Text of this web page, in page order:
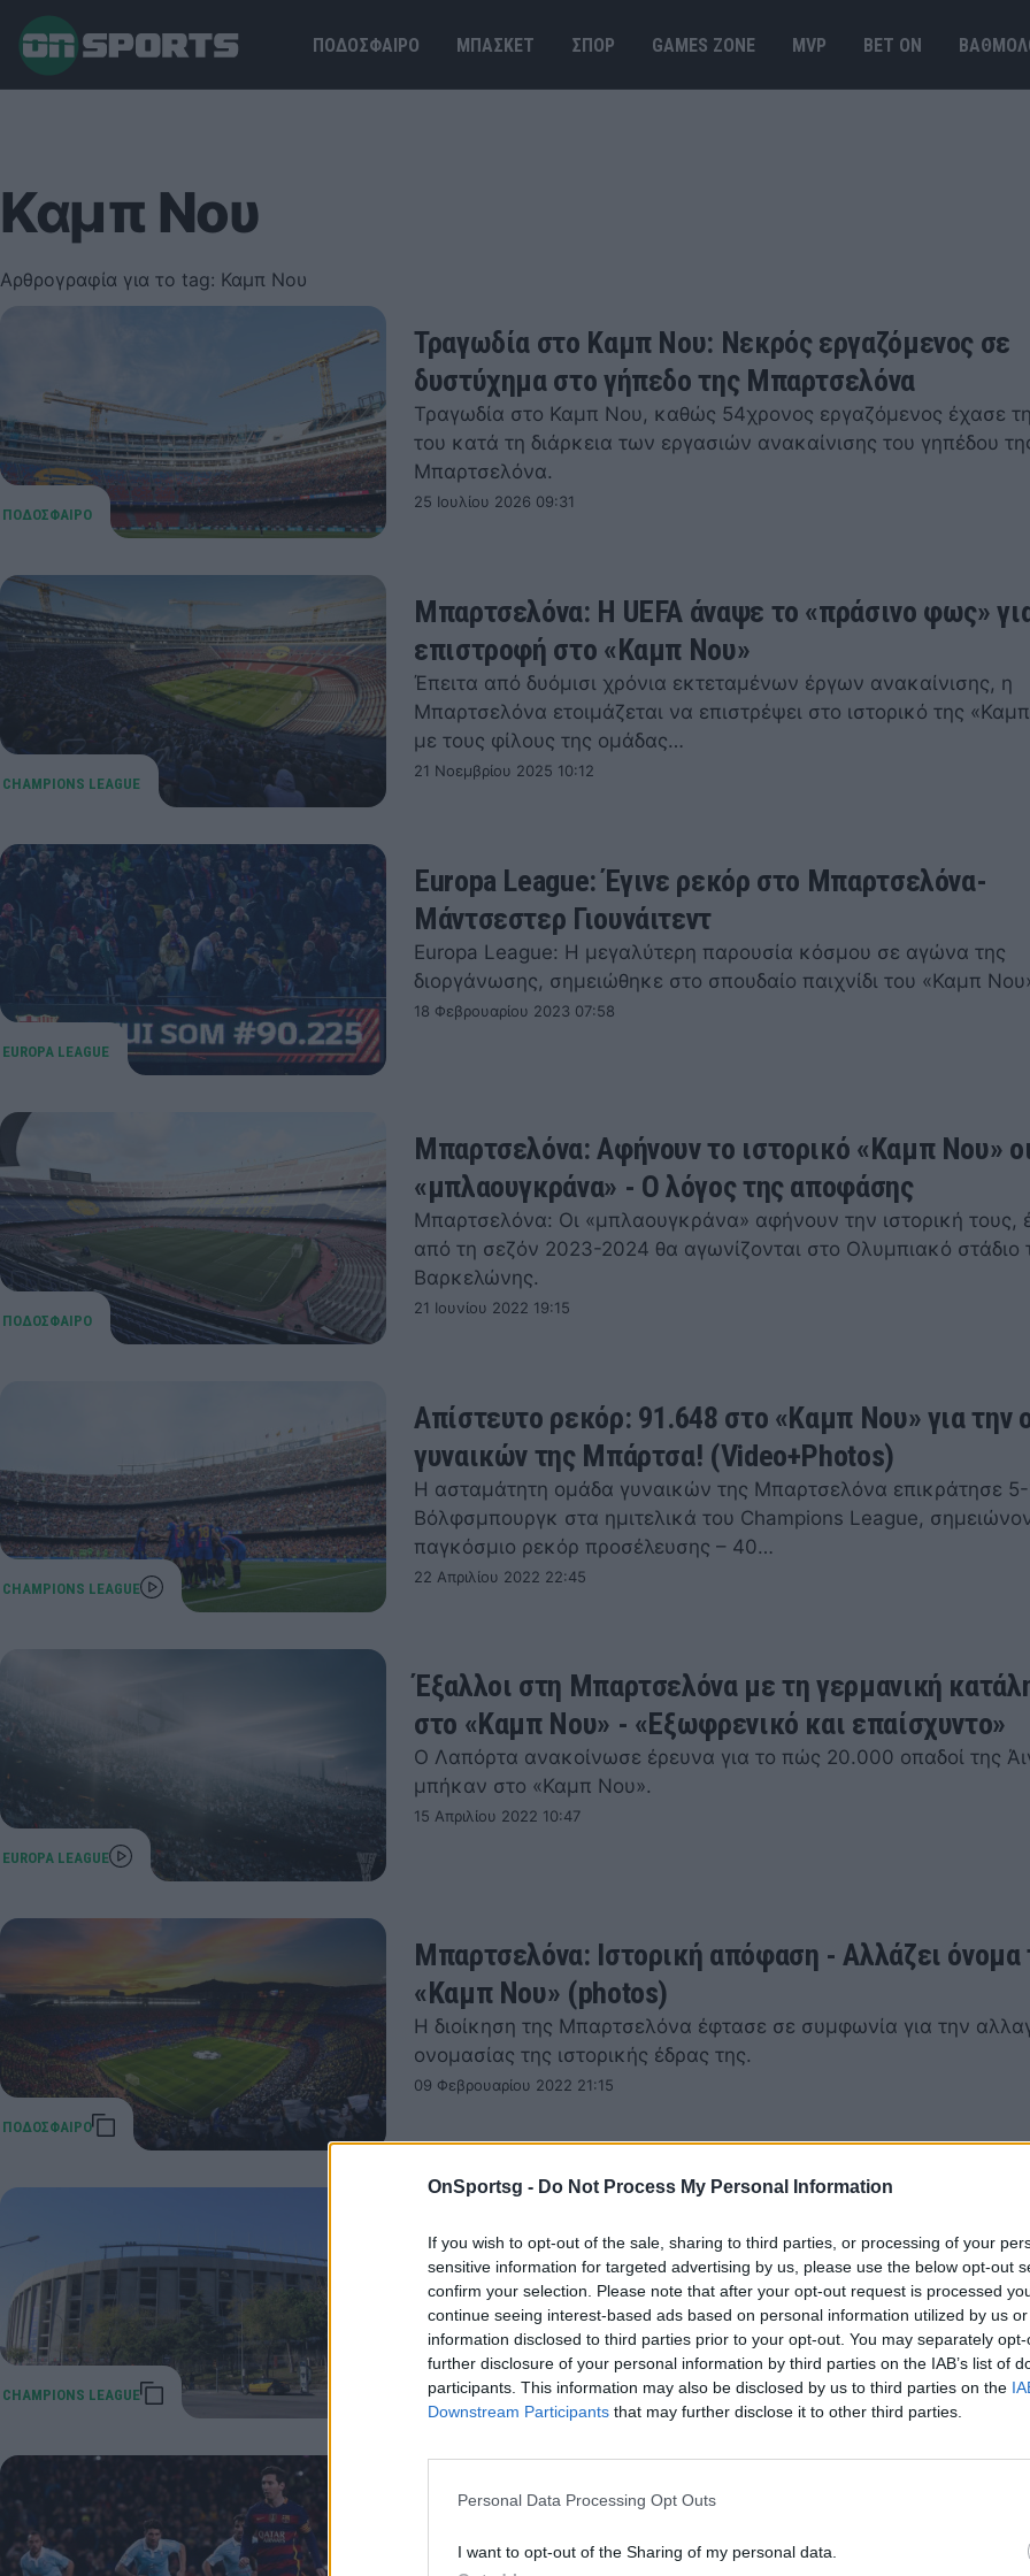
OnSportsg - Do Not Process My Personal Information
If you wish to opt-out of the sale, sharing to third parties, or processing of your
sensitive information for targeted advertising by us, please use the below opt-out
confirm your selection. Please note that after your opt-out request is processed
continue seeing interest-based ads based on personal information utilized by us
information disclosed to third parties prior to your opt-out. You may separately
further disclosure of your personal information by third parties on the IAB’s list of
participants. This information may also be disclosed by us to third parties on the
Downstream Participants that may further disclose it to other third parties.
Personal Data Processing Opt Outs
I want to opt-out of the Sharing of my personal data.
ΠΟΔΟΣΦΑΙΡΟ ΜΠΑΣΚΕΤ ΣΠΟΡ GAMES ΖΟΝΕ MVP BET ΟΝ
Καμπ Νου
Αρθρογραφία για το tag: Καμπ Νου
Τραγωδία στο Καμπ Νου: Νεκρός εργαζόμενος σε
δυστύχημα στο γήπεδο της Μπαρτσελόνα
Τραγωδία στο Καμπ Νου, καθώς 54χρονος εργαζόμενος έχασε
του κατά τη διάρκεια των εργασιών ανακαίνισης του γηπέδου
Μπαρτσελόνα.
25 Ιουλίου 2026 09:31
Μπαρτσελόνα: Η UEFA άναψε το «πράσινο φως»
επιστροφή στο «Καμπ Νου»
Έπειτα από δυόμισι χρόνια εκτεταμένων έργων ανακαίνισης, η
Μπαρτσελόνα ετοιμάζεται να επιστρέψει στο ιστορικό της
με τους φίλους της ομάδας…
21 Νοεμβρίου 2025 10:12
Europa League: Έγινε ρεκόρ στο Μπαρτσελόνα-
Μάντσεστερ Γιουνάιτεντ
Europa League: Η μεγαλύτερη παρουσία κόσμου σε αγώνα της
διοργάνωσης, σημειώθηκε στο σπουδαίο παιχνίδι του «Καμπ
18 Φεβρουαρίου 2023 07:58
Μπαρτσελόνα: Αφήνουν το ιστορικό «Καμπ Νου»
«μπλαουγκράνα» - Ο λόγος της αποφάσης
Μπαρτσελόνα: Οι «μπλαουγκράνα» αφήνουν την ιστορική τους,
από τη σεζόν 2023-2024 θα αγωνίζονται στο Ολυμπιακό στάδιο
Βαρκελώνης.
21 Ιουνίου 2022 19:15
Απίστευτο ρεκόρ: 91.648 στο «Καμπ Νου» για την
γυναικών της Μπάρτσα! (Video+Photos)
Η ασταμάτητη ομάδα γυναικών της Μπαρτσελόνα επικράτησε 5-
Βόλφσμπουργκ στα ημιτελικά του Champions League,
παγκόσμιο ρεκόρ προσέλευσης – 40…
22 Απριλίου 2022 22:45
Έξαλλοι στη Μπαρτσελόνα με τη γερμανική
στο «Καμπ Νου» - «Εξωφρενικό και επαίσχυντο»
Ο Λαπόρτα ανακοίνωσε έρευνα για το πώς 20.000 οπαδοί της
μπήκαν στο «Καμπ Νου».
15 Απριλίου 2022 10:47
Μπαρτσελόνα: Ιστορική απόφαση - Αλλάζει όνομα
«Καμπ Νου» (photos)
Η διοίκηση της Μπαρτσελόνα έφτασε σε συμφωνία για την
ονομασίας της ιστορικής έδρας της.
09 Φεβρουαρίου 2022 21:15
«Καμπ Νου» και δεν έκαναν τίποτα!
Ένα ακόμα σκάνδαλο για τη διοίκηση Μπαρτομέου ξέσπασε
Ισπανία.
14 Οκτωβρίου 2021 16:30
Μπαρτσελόνα: Παρελθόν ο Μέσι μέχρι και στο
Μπαρτσελόνα: Οι οπαδοί των «μπλαουγκράνα» συνηθίζουν στην